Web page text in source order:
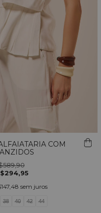
COM
sem juros
38 40 42 44